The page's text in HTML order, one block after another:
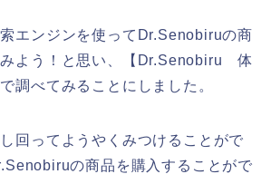
エンジンを使ってDr.Senobiruの商
よう！と思い、【Dr.Senobiru 体
調べてみることにしました。
回ってようやくみつけることがで
の商品を購入することがで